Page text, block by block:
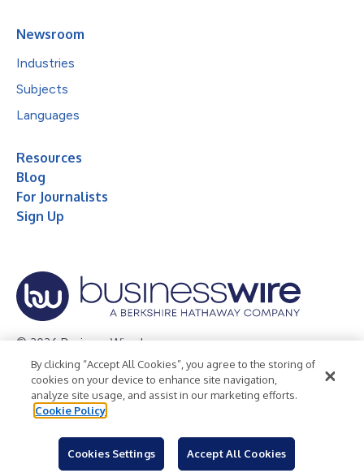
Newsroom
Industries
Subjects
Languages
Resources
Blog
For Journalists
Sign Up
© 2026 Business Wire, Inc.
Privacy Policy Cookie Policy
Accessibility Statement
Terms of Use
Legal
By clicking “Accept All Cookies”, you agree to the storing of
cookies on your device to enhance site navigation,
analyze site usage, and assist in our marketing efforts.
Cookie Policy
Cookies Settings Accept All Cookies